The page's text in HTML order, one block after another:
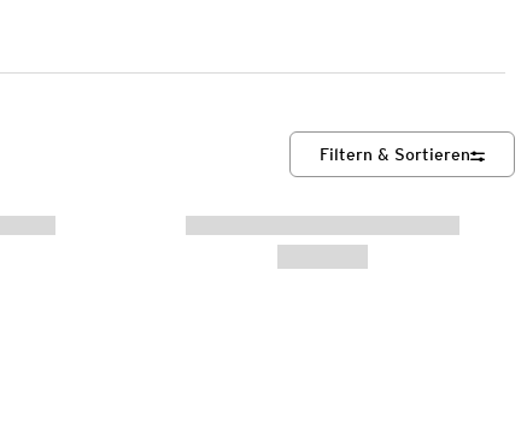
Filtern & Sortieren